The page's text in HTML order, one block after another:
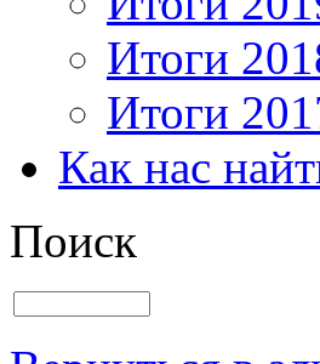
Итоги
Итоги
Как нас
Поиск